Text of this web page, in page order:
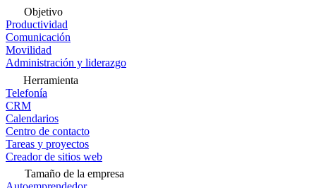
Objetivo
Productividad
Comunicación
Movilidad
Administración y liderazgo
Herramienta
Telefonía
CRM
Calendarios
Centro de contacto
Tareas y proyectos
Creador de sitios web
Tamaño de la empresa